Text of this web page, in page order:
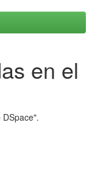
en el